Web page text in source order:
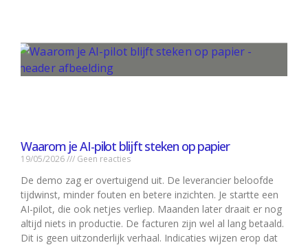
Waarom je AI-pilot blijft steken op papier
19/05/2026 Geen reacties
De demo zag er overtuigend uit. De leverancier beloofde
tijdwinst, minder fouten en betere inzichten. Je startte een
AI-pilot, die ook netjes verliep. Maanden later draait er nog
altijd niets in productie. De facturen zijn wel al lang betaald.
Dit is geen uitzonderlijk verhaal. Indicaties wijzen erop dat